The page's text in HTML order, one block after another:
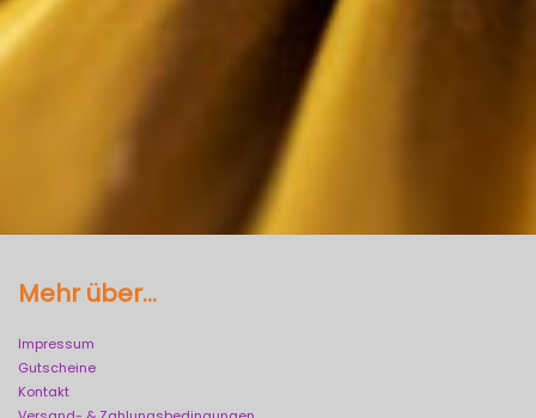
Mehr über...
Impressum
Gutscheine
Kontakt